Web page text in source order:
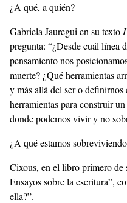
¿A qué, a quién?
Gabriela Jauregui en su texto
pregunta: “¿Desde cuál línea
pensamiento nos
muerte? ¿Qué herramientas
y más allá del ser o definirnos
herramientas para construir
donde podemos vivir y no
¿A qué estamos
Cixous, en el libro primero de
Ensayos sobre la escritura”,
ella?”.